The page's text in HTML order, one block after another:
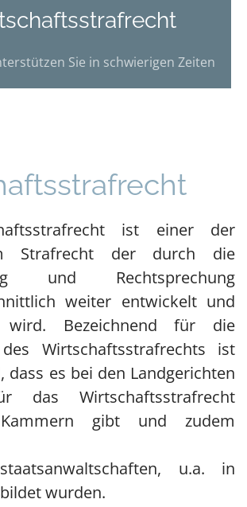
Sie in schwierigen Zeiten
ist einer der
Strafrecht der durch die
und Rechtsprechung
weiter entwickelt und
wird. Bezeichnend für die
Wirtschaftsstrafrechts ist
dass es bei den Landgerichten
das Wirtschaftsstrafrecht
gibt und zudem
u.a. in
wurden.